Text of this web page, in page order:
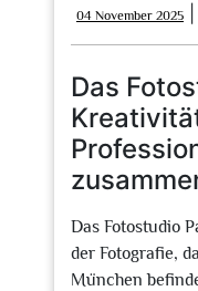
04 November 2025
Das
Das Fotostudio
der Fotografie,
München